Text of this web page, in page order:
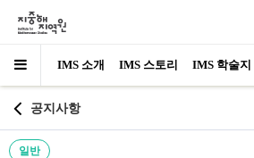
IMS 소개 IMS 스토리 IMS 학술지
공지사항
일반